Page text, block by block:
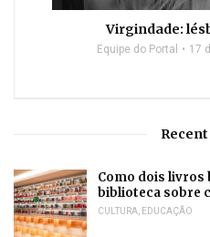
Virgindade:
Equipe do Portal 17
Como dois livros
biblioteca sobre
CULTURA EDUCAÇÃO